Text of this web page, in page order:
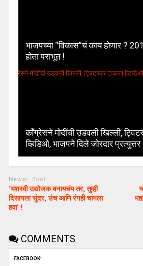
भाजपच्या “विकास”चं काय होणार ?
होता पराभूत !
काँग्रेसने मोदींची उडवली खिल्ली,
व्हिडिओ, भाजपने दिले जोरदार प्रत्युत्तर
Newer Post
‘यशस्वी उद्योजक बनायचंय तर, तुम्ही
दिसायला सुंदर, उंच आणि रंगही चांगला
हवा’ !
COMMENTS
FACEBOOK: